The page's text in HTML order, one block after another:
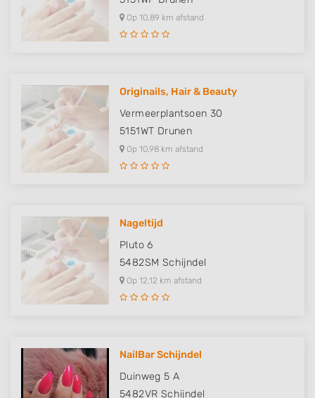
Op 10,89 km afstand
Originails, Hair & Beauty
Vermeerplantsoen 30
5151WT Drunen
Op 10,98 km afstand
Nageltijd
Pluto 6
5482SM Schijndel
Op 12,12 km afstand
NailBar Schijndel
Duinweg 5 A
5482VR Schijndel